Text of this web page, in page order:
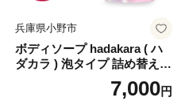
兵庫県小野市
ボディソープ hadakara ( ハ
ダカラ ) 泡タイプ 詰め替え 4
40ml×4袋 ボディーソープ 泡
ボディソープ 泡 日用品 消耗
7,000円